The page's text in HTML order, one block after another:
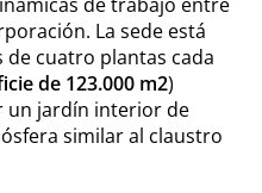
La sede está
cuatro plantas cada
de 123.000 m2)
un jardín interior de
similar al claustro